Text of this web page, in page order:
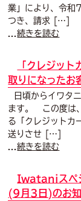
業」により、令和
つき、請求 […]
...続きを読む
「クレジッ
取りになった
日頃からイワタ
ます。 この度は
る「クレジットカ
送りさせ […]
...続きを読む
Iwataniスペ
(9月3日)のお